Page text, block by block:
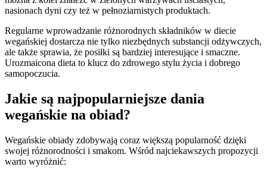
nasionach dyni czy też w pełnoziarnistych produktach.
Regularne wprowadzanie różnorodnych składników w diecie
wegańskiej dostarcza nie tylko niezbędnych substancji odżywczych,
ale także sprawia, że posiłki są bardziej interesujące i smaczne.
Urozmaicona dieta to klucz do zdrowego stylu życia i dobrego
samopoczucia.
Jakie są najpopularniejsze dania
wegańskie na obiad?
Wegańskie obiady zdobywają coraz większą popularność dzięki
swojej różnorodności i smakom. Wśród najciekawszych propozycji
warto wyróżnić: